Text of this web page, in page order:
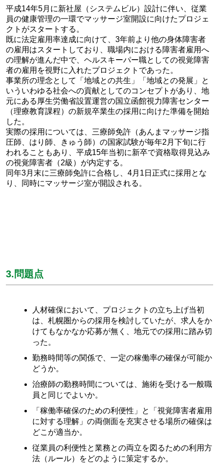
平成14年5月に新社屋（システムビル）設計に伴い、従業
員の健康管理の一環でマッサージ室開設に向けたプロジェ
クトがスタートする。
既に法定雇用率達成に向けて、3年前より他の身体障害者
の雇用はスタートしており、職場内における障害者雇用へ
の理解が進んだ中で、ヘルスキーパー職としての視覚障害
者の雇用を視野に入れたプロジェクトであった。
事業所の理念として「地域との共生」「地域との発展」と
いういわゆる社会への貢献としてのコンセプトがあり、地
元にある厚生労働省設置運営の国立函館視力障害センター
（理療教育課程）の新規卒業生の採用に向けた準備を開始
した。
実際の採用については、三療師免許（あんまマッサージ指
圧師、はり師、きゅう師）の国家試験が毎年2月下旬に行
われることもあり、平成15年当初に新卒で資格取得見込み
の視覚障害者（2級）が内定する。
同年3月末に三療師免許に合格し、4月1日正式に採用とな
り、同時にマッサージ室が開設される。
3.問題点
人材確保において、プロジェクトの立ち上げ当初
は、札幌圏からの採用を検討していたが、求人をか
けてもなかなか応募が無く、地元での採用に踏み切
った。
勤務時間等の関係で、一定の稼働率の確保が可能か
どうか。
治療師の勤務時間については、施術を受ける一般職
員と同じでよいか。
「稼働率確保のための利便性」と「視覚障害者雇用
に対する理解」の両側面を充実させる場所の確保は
どこが適当か。
従業員の利便性と業務との両立を図るための利用方
法（ルール）をどのように策定するか。